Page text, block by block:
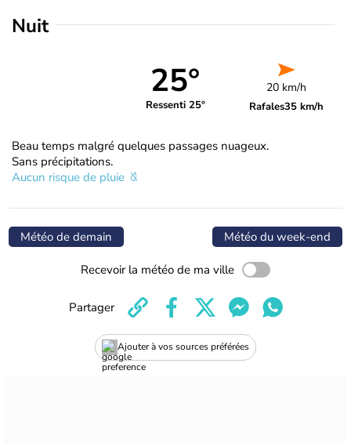
Nuit
25°
Ressenti 25°
20 km/h
Rafales35 km/h
Beau temps malgré quelques passages nuageux.
Sans précipitations.
Aucun risque de pluie
Météo de demain Météo du week-end
Recevoir la météo de ma ville
Ajouter à vos sources préférées
Partager